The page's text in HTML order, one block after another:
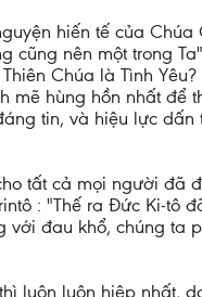
hiến tế của
cũng nên một trong
Chúa là Tình
mẽ hùng hồn nhất
tin, và hiệu lực
tất cả mọi người đã
: "Thế ra Đức Ki-tô
với đau khổ, chúng ta
luôn luôn hiệp nhất,